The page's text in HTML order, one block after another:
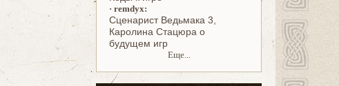
· remdyx:
Cценарист Ведьмака 3,
Каролина Стацюра о
будущем игр
Еще...